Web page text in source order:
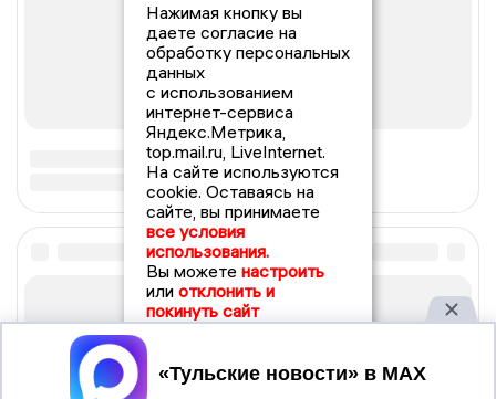
Нажимая кнопку вы
даете согласие на
обработку персональных
данных
с использованием
интернет-сервиса
Яндекс.Метрика,
top.mail.ru, LiveInternet.
На сайте используются
cookie. Оставаясь на
сайте, вы принимаете
все условия
использования.
Вы можете настроить
или отклонить и
покинуть сайт
Принять